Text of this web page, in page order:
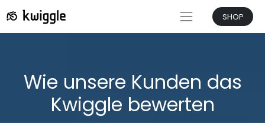
SHOP
Wie unsere Kunden das
Kwiggle bewerten